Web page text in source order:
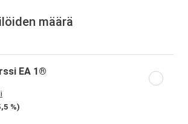
määrä
EA 1®
%)